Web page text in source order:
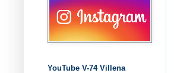
YouTube V-74 Villena